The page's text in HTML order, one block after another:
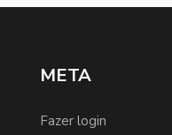
META
Fazer login